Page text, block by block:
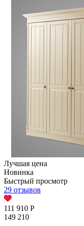
Лучшая цена
Новинка
Быстрый просмотр
29 отзывов
111 910 Р
149 210